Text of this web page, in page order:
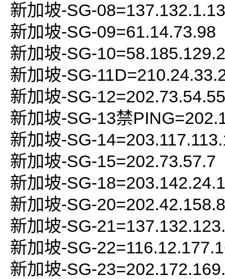
新加坡-SG-
新加坡-SG-09=61.14.73.98
新加坡-SG-
新加坡-SG-
新加坡-SG-12=202.73.54.55
新加坡-SG-13禁
新加坡-SG-
新加坡-SG-15=202.73.57.7
新加坡-SG-
新加坡-SG-
新加坡-SG-
新加坡-SG-
新加坡-SG-